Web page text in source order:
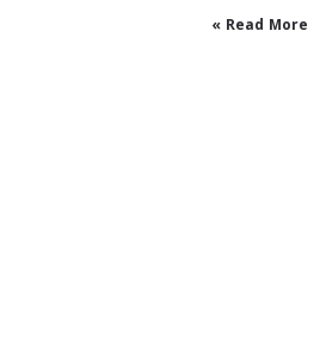
Read More »